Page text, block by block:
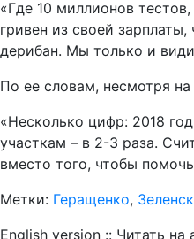
«Где 10 миллионов
гривен из своей
дерибан. Мы только и
По ее словам, несмотря
«Несколько цифр: 2018
участкам – в 2-3 раза.
вместо того, чтобы
Метки: Геращенко,
English version :: Читать на